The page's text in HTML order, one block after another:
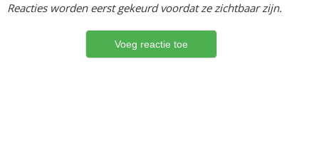
Reacties worden eerst gekeurd voordat ze zichtbaar zijn.